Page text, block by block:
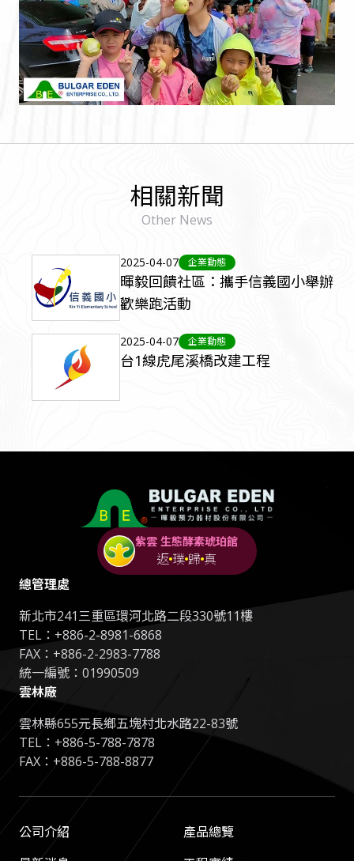
相關新聞
Other News
2025-04-07 企業動態
暉毅回饋社區：攜手信義國小舉辦
歡樂跑活動
2025-04-07 企業動態
台1線虎尾溪橋改建工程
紫雲 生態酵素琥珀館
返 璞 歸 真
公司介紹
產品總覽
總管理處
新北市241三重區環河北路二段330號11樓
TEL： +886-2-8981-6868
FAX：+886-2-2983-7788
統一編號：01990509
雲林廠
雲林縣655元長鄉五塊村北水路22-83號
TEL： +886-5-788-7878
FAX：+886-5-788-8877